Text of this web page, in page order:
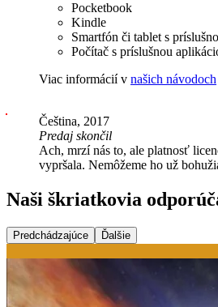
Pocketbook
Kindle
Smartfón či tablet s
Počítač s príslušnou
Viac informácií v našich návodoch
Čeština, 2017
Predaj skončil
Ach, mrzí nás to, ale platnosť
vypršala. Nemôžeme ho už
Naši škriatkovia
Predchádzajúce Ďalšie